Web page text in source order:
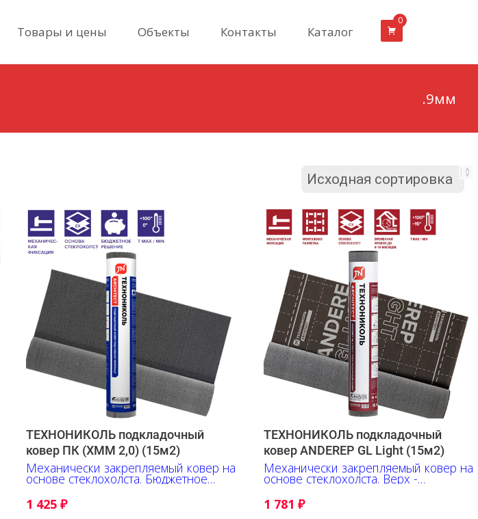
Товары и цены Объекты Контакты Каталог
0
.9мм
ТЕХНОНИКОЛЬ подкладочный
ковер ПК (ХММ 2,0) (15м2)
Механически закрепляемый ковер на
основе стеклохолста. Бюджетное
1 425₽
ТЕХНОНИКОЛЬ подкладочный
ковер ANDEREP GL Light (15м2)
Механически закрепляемый ковер на
основе стеклохолста. Верх -
1 781₽